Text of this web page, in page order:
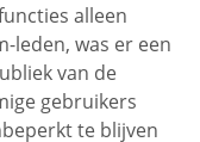
alleen
leden, was er een
van de
gebruikers
te blijven